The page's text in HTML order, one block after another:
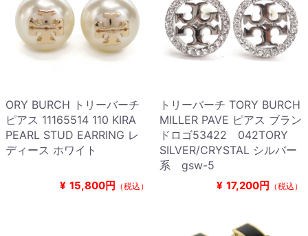
ORY BURCH トリーバーチ
ピアス 11165514 110 KIRA
PEARL STUD EARRING レ
ディース ホワイト
¥ 15,800円 （税込）
トリーバーチ TORY BURCH
MILLER PAVE ピアス ブラン
ドロゴ53422 042TORY
SILVER/CRYSTAL シルバー
系 gsw-5
¥ 17,200円 （税込）